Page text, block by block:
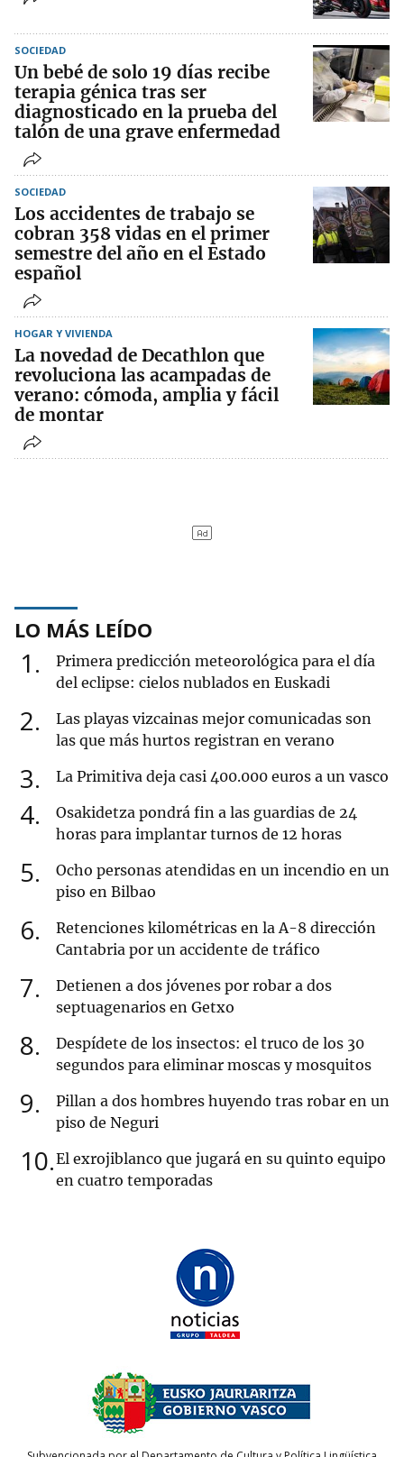
SOCIEDAD
Un bebé de solo 19 días recibe
terapia génica tras ser
diagnosticado en la prueba del
talón de una grave enfermedad
SOCIEDAD
Los accidentes de trabajo se
cobran 358 vidas en el primer
semestre del año en el Estado
español
HOGAR Y VIVIENDA
La novedad de Decathlon que
revoluciona las acampadas de
verano: cómoda, amplia y fácil
de montar
LO MÁS LEÍDO
1
Primera predicción meteorológica para el día
del eclipse: cielos nublados en Euskadi
2
Las playas vizcainas mejor comunicadas son
las que más hurtos registran en verano
3 La Primitiva deja casi 400.000 euros a un vasco
4
Osakidetza pondrá fin a las guardias de 24
horas para implantar turnos de 12 horas
5
Ocho personas atendidas en un incendio en un
piso en Bilbao
6
Retenciones kilométricas en la A-8 dirección
Cantabria por un accidente de tráfico
7
Detienen a dos jóvenes por robar a dos
septuagenarios en Getxo
8
Despídete de los insectos: el truco de los 30
segundos para eliminar moscas y mosquitos
9
Pillan a dos hombres huyendo tras robar en un
piso de Neguri
10 El exrojiblanco que jugará en su quinto equipo
en cuatro temporadas